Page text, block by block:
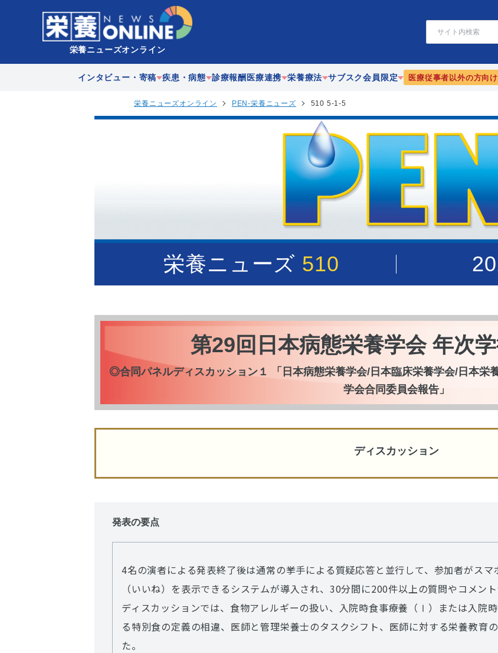
栄養ニューズオンライン
インタビュー・寄稿
企業
疾患・病態
急性期
診療報酬 医療連携
在宅医療
栄養療法
静脈・経腸栄養
腸内細菌
リハビリテーション栄養
サブスク会員限定
栄養
PEN-栄養ニューズ
JEFFライブラリ
医療従事者以外の方向け
栄養ニューズオンライン PEN-栄養ニューズ 510 5-1-5
栄養ニューズ 510
第29回日本病態栄養学会 年次
◎合同パネルディスカッション１ 「日本病態栄養学会/日本臨床栄養学会/日本
学会合同委員会報告」
ディスカッション
発表の要点
4名の演者による発表終了後は通常の挙手による質疑応答と並行して、参加者がス
（いいね）を表示できるシステムが導入され、30分間に200件以上の質問やコメント
ディスカッションでは、食物アレルギーの扱い、入院時食事療養（Ⅰ）または入院
る特別食の定義の相違、医師と管理栄養士のタスクシフト、医師に対する栄養教育
た。